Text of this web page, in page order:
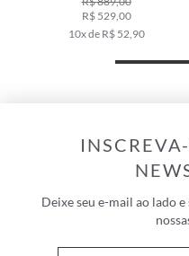
R$ 529,00
10x de R$ 52,90
Deixe seu e-mail ao lado